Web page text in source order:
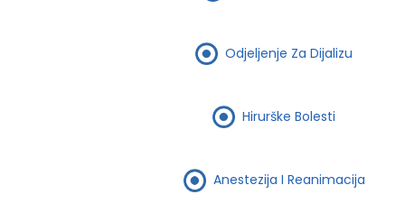
Odjeljenje Za Dijalizu
Hirurške Bolesti
Anestezija I Reanimacija